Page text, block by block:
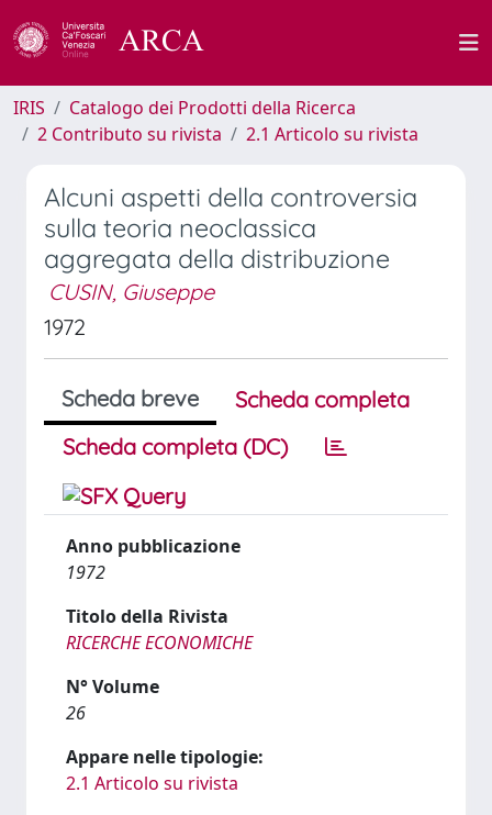
IRIS
Catalogo dei Prodotti della Ricerca
2 Contributo su rivista
2.1 Articolo su rivista
Alcuni aspetti della controversia
sulla teoria neoclassica
aggregata della distribuzione
CUSIN, Giuseppe
1972
Scheda breve
Scheda completa
Scheda completa (DC)
Anno pubblicazione
1972
Titolo della Rivista
RICERCHE ECONOMICHE
N° Volume
26
Appare nelle tipologie:
2.1 Articolo su rivista